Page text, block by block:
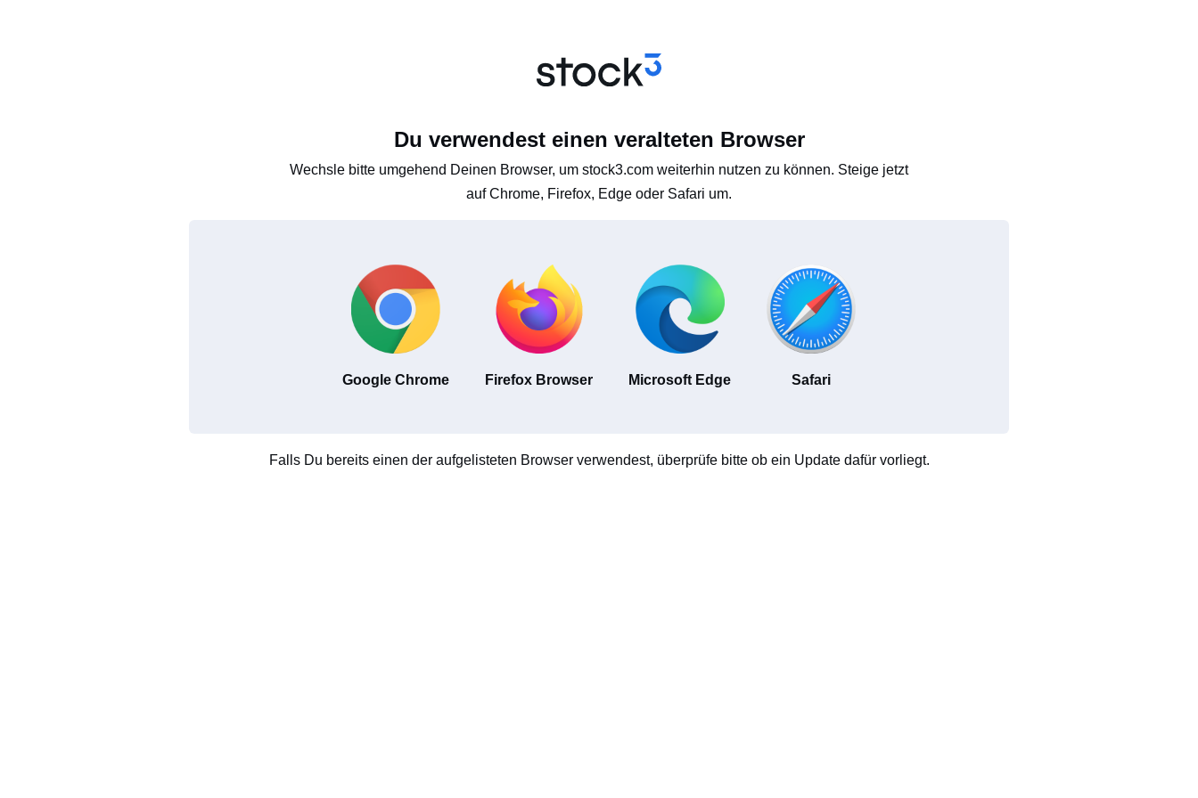
Du verwendest einen veralteten Browser
Wechsle bitte umgehend Deinen Browser, um stock3.com weiterhin nutzen zu können. Steige jetzt
auf Chrome, Firefox, Edge oder Safari um.
Google Chrome Firefox Browser Microsoft Edge Safari
Falls Du bereits einen der aufgelisteten Browser verwendest, überprüfe bitte ob ein Update dafür vorliegt.